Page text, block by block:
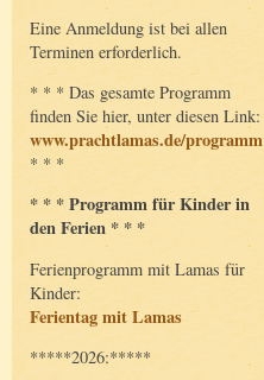
Eine Anmeldung ist bei allen
Terminen erforderlich.
* * * Das gesamte Programm
finden Sie hier, unter diesen Link:
www.prachtlamas.de/programm
* * *
* * * Programm für Kinder in
den Ferien * * *
Ferienprogramm mit Lamas für
Kinder:
Ferientag mit Lamas
*****2026:*****